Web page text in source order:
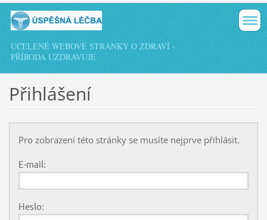
UCELENÉ WEBOVÉ STRÁNKY O ZDRAVÍ -
PŘÍRODA UZDRAVUJE
Přihlášení
Pro zobrazení této stránky se musíte nejprve přihlásit.
E-mail:
Heslo: